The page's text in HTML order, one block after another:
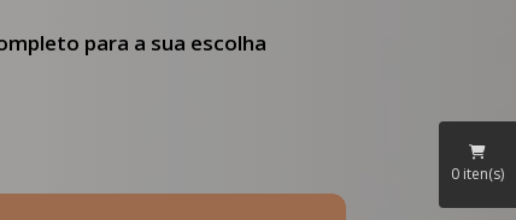
para a sua escolha
0 iten(s)